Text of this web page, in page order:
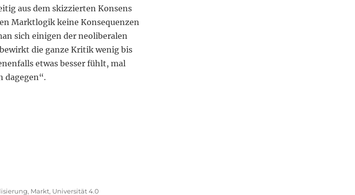
aus dem skizzierten Konsens
Marktlogik keine Konsequenzen
sich einigen der neoliberalen
die ganze Kritik wenig bis
etwas besser fühlt, mal
dagegen“.
, Markt, Universität 4.0